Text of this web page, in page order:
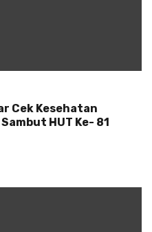
Cek Kesehatan
HUT Ke- 81